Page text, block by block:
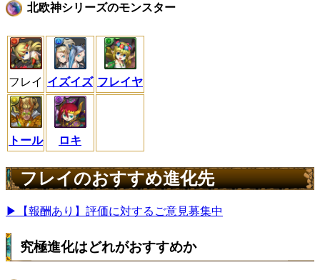
北欧神シリーズのモンスター
フレイ イズイズ フレイヤ
トール ロキ
フレイのおすすめ進化先
▶【報酬あり】評価に対するご意見募集中
究極進化はどれがおすすめか